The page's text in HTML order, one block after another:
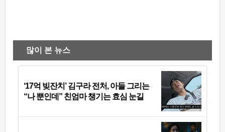
많이 본 뉴스
‘17억 빚잔치’ 김구라 전처, 아들 그리는
“나 뿐인데” 친엄마 챙기는 효심 눈길